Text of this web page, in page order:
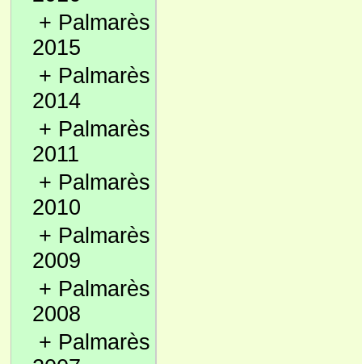
+ Palmarès
2015
+ Palmarès
2014
+ Palmarès
2011
+ Palmarès
2010
+ Palmarès
2009
+ Palmarès
2008
+ Palmarès